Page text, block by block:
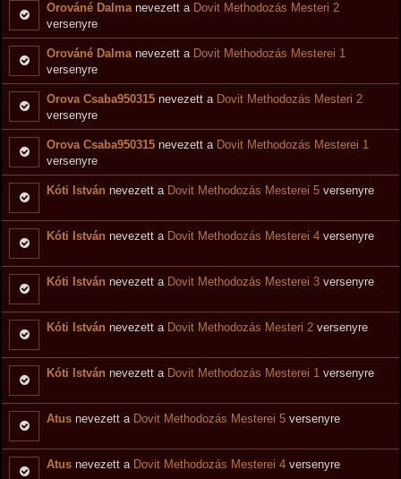
Orováné Dalma nevezett a Dovit Methodozás Mesteri 2
versenyre
Orováné Dalma nevezett a Dovit Methodozás Mesterei 1
versenyre
Orova Csaba950315 nevezett a Dovit Methodozás Mesteri 2
versenyre
Orova Csaba950315 nevezett a Dovit Methodozás Mesterei 1
versenyre
Kóti István nevezett a Dovit Methodozás Mesterei 5 versenyre
Kóti István nevezett a Dovit Methodozás Mesterei 4 versenyre
Kóti István nevezett a Dovit Methodozás Mesterei 3 versenyre
Kóti István nevezett a Dovit Methodozás Mesteri 2 versenyre
Kóti István nevezett a Dovit Methodozás Mesterei 1 versenyre
Atus nevezett a Dovit Methodozás Mesterei 5 versenyre
Atus nevezett a Dovit Methodozás Mesterei 4 versenyre